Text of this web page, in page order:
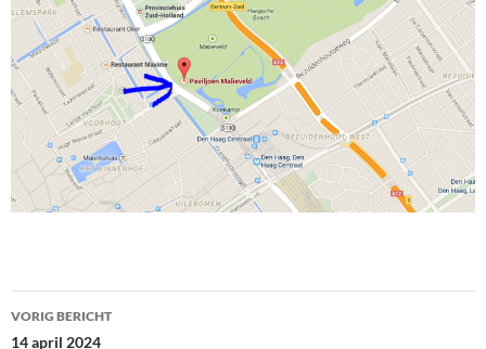
Bericht
VORIG BERICHT
14 april 2024